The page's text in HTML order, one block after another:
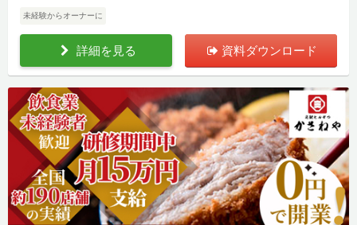
未経験からオーナーに
詳細を見る 資料ダウンロード